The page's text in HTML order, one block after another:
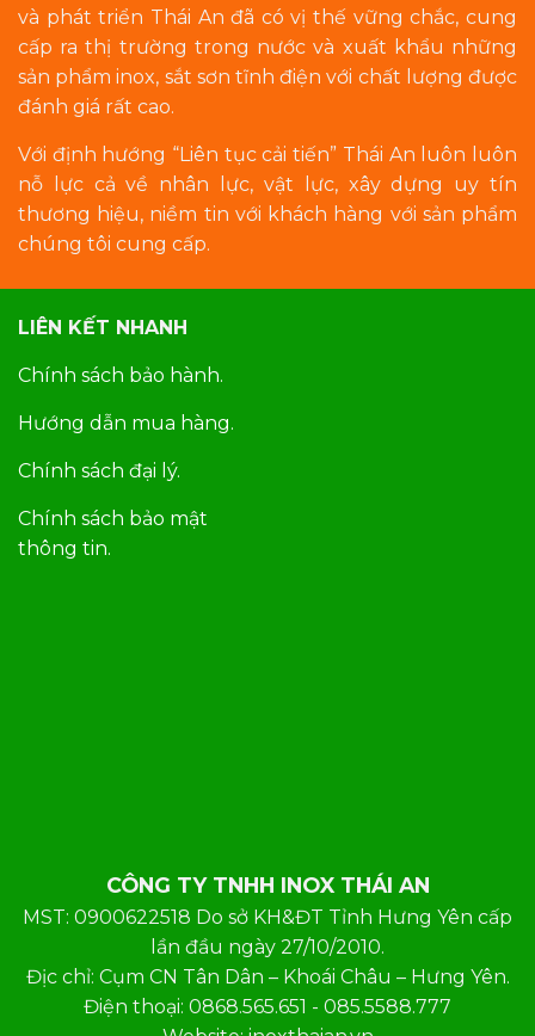
và phát triển Thái An đã có vị thế vững chắc, cung
cấp ra thị trường trong nước và xuất khẩu những
sản phẩm inox, sắt sơn tĩnh điện với chất lượng được
đánh giá rất cao.
Với định hướng “Liên tục cải tiến” Thái An luôn luôn
nỗ lực cả về nhân lực, vật lực, xây dựng uy tín
thương hiệu, niềm tin với khách hàng với sản phẩm
chúng tôi cung cấp.
LIÊN KẾT NHANH
Chính sách bảo hành.
Hướng dẫn mua hàng.
Chính sách đại lý.
Chính sách bảo mật
thông tin.
CÔNG TY TNHH INOX THÁI AN
MST: 0900622518 Do sở KH&ĐT Tỉnh Hưng Yên cấp
lần đầu ngày 27/10/2010.
Địc chỉ: Cụm CN Tân Dân – Khoái Châu – Hưng Yên.
Điện thoại: 0868.565.651 - 085.5588.777